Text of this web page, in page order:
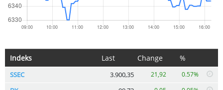
Indeks Last Change %
SSEC 3.900,35 21,92 0.57%